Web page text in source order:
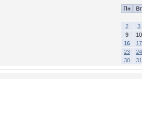
Пн Вт
2
3
9
10
16
17
23
24
30
31